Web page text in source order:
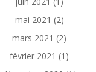
mai 2021 (2)
mars 2021 (2)
février 2021 (1)